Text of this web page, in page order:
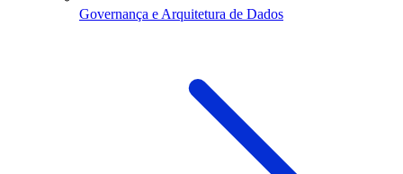
Governança e Arquitetura de Dados